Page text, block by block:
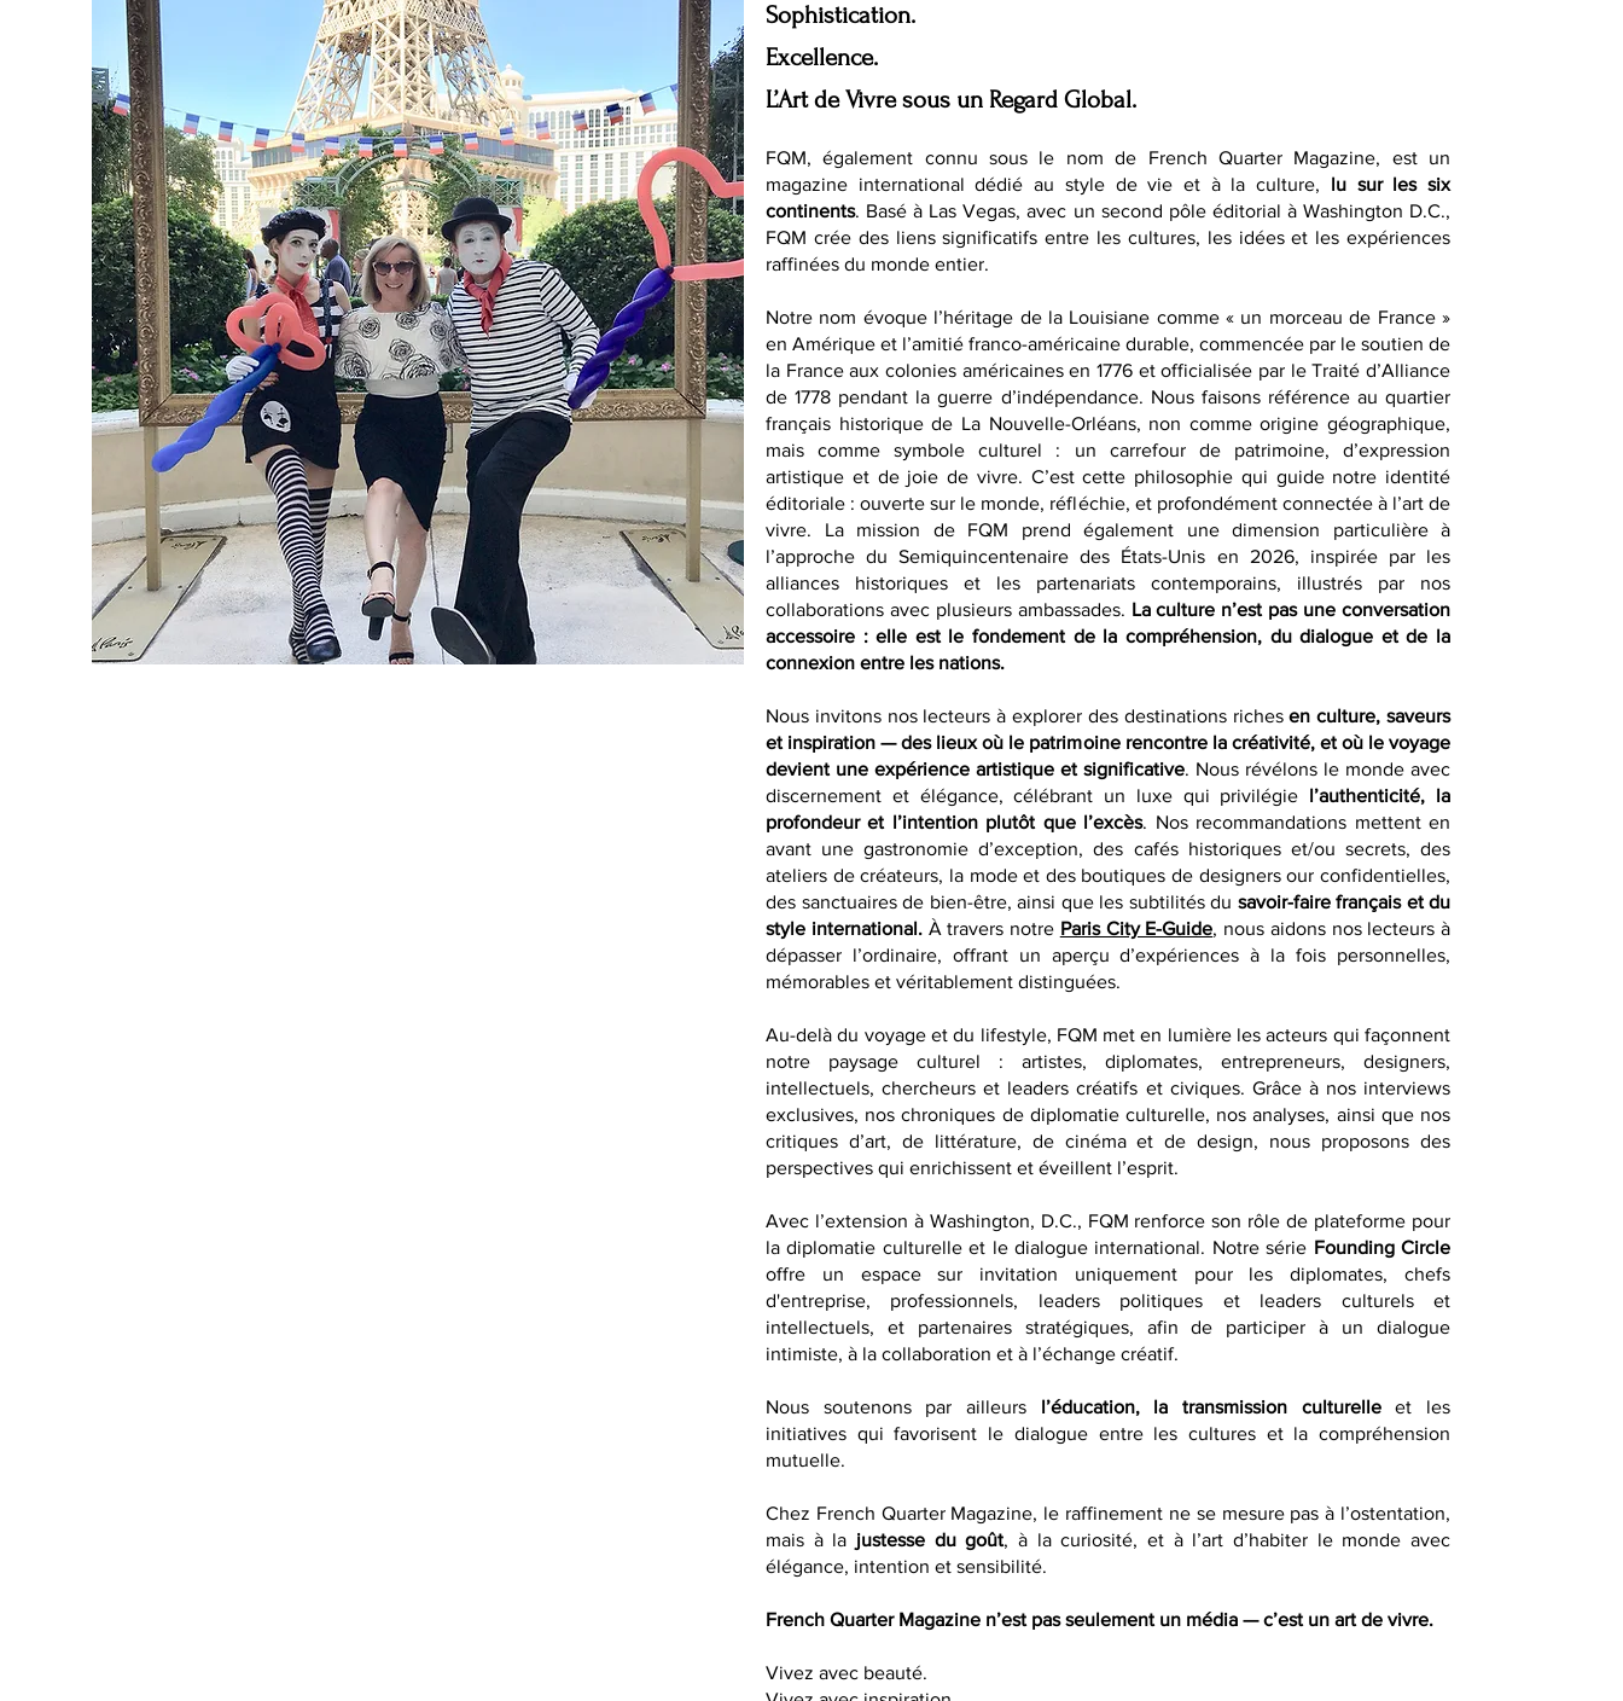
Sophistication.
Excellence.
L’Art de Vivre sous un Regard Global.
FQM, également connu sous le nom de French Quarter Magazine, est un
magazine international dédié au style de vie et à la culture, lu sur les six
continents. Basé à Las Vegas, avec un second pôle éditorial à Washington D.C.,
FQM crée des liens significatifs entre les cultures, les idées et les expériences
raffinées du monde entier.
Notre nom évoque l’héritage de la Louisiane comme « un morceau de France »
en Amérique et l’amitié franco-américaine durable, commencée par le soutien de
la France aux colonies américaines en 1776 et officialisée par le Traité d’Alliance
de 1778 pendant la guerre d’indépendance. Nous faisons référence au quartier
français historique de La Nouvelle-Orléans, non comme origine géographique,
mais comme symbole culturel : un carrefour de patrimoine, d’expression
artistique et de joie de vivre. C’est cette philosophie qui guide notre identité
éditoriale : ouverte sur le monde, réfléchie, et profondément connectée à l’art de
vivre. La mission de FQM prend également une dimension particulière à
l’approche du Semiquincentenaire des États-Unis en 2026, inspirée par les
alliances historiques et les partenariats contemporains, illustrés par nos
collaborations avec plusieurs ambassades. La culture n’est pas une conversation
accessoire : elle est le fondement de la compréhension, du dialogue et de la
connexion entre les nations.
Nous invitons nos lecteurs à explorer des destinations richesen culture, saveurs
et inspiration — des lieux où le patrimoine rencontre la créativité, et où le voyage
devient une expérience artistique et significative. Nous révélons le monde avec
discernement et élégance, célébrant un luxe qui privilégie l’authenticité, la
profondeur et l’intention plutôt que l’excès. Nos recommandations mettent en
avant une gastronomie d’exception, des cafés historiques et/ou secrets, des
ateliers de créateurs, la mode et des boutiques de designers our confidentielles,
des sanctuaires de bien-être, ainsi que les subtilités du savoir-faire français et du
style international.À travers notre Paris City E-Guide, nous aidons nos lecteurs à
dépasser l’ordinaire, offrant un aperçu d’expériences à la fois personnelles,
mémorables et véritablement distinguées.
Au-delà du voyage et du lifestyle, FQM met en lumière les acteurs qui façonnent
notre paysage culturel : artistes, diplomates, entrepreneurs, designers,
intellectuels, chercheurs et leaders créatifs et civiques. Grâce à nos interviews
exclusives, nos chroniques de diplomatie culturelle, nos analyses, ainsi que nos
critiques d’art, de littérature, de cinéma et de design, nous proposons des
perspectives qui enrichissent et éveillent l’esprit.
Avec l’extension à Washington, D.C., FQM renforce son rôle de plateforme pour
la diplomatie culturelle et le dialogue international. Notre série Founding Circle
offre un espace sur invitation uniquement pour les diplomates, chefs
d'entreprise, professionnels, leaders politiques et leaders culturels et
intellectuels, et partenaires stratégiques, afin de participer à un dialogue
intimiste, à la collaboration et à l’échange créatif.
Nous soutenons par ailleurs l’éducation, la transmission culturelleet les
initiatives qui favorisent le dialogue entre les cultures et la compréhension
mutuelle.
Chez French Quarter Magazine, le raffinement ne se mesure pas à l’ostentation,
mais à la justesse du goût, à la curiosité, et à l’art d’habiter le monde avec
élégance, intention et sensibilité.
French Quarter Magazine n’est pas seulement un média — c’est un art de vivre.
Vivez avec beauté.